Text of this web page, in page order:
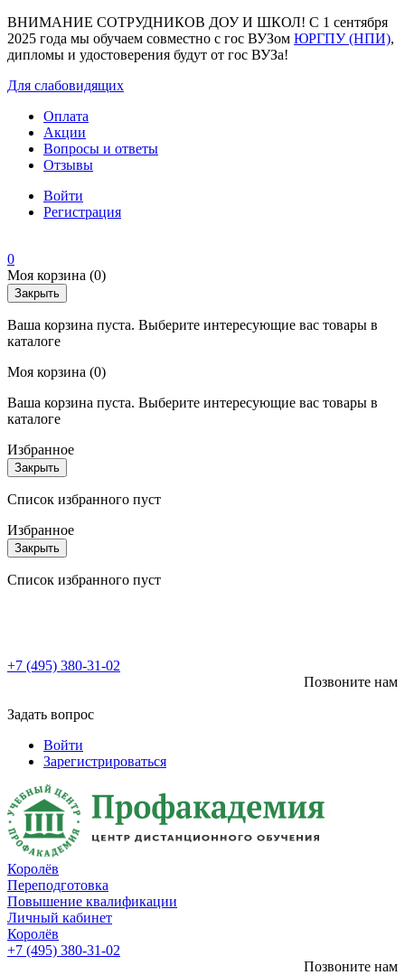
ВНИМАНИЕ СОТРУДНИКОВ ДОУ И ШКОЛ! С 1 сентября
2025 года мы обучаем совместно с гос ВУЗом ЮРГПУ (НПИ),
дипломы и удостоверения будут от гос ВУЗа!
Для слабовидящих
Оплата
Акции
Вопросы и ответы
Отзывы
Войти
Регистрация
0
Моя корзина (0)
Закрыть
Ваша корзина пуста. Выберите интересующие вас товары в
каталоге
Моя корзина (0)
Ваша корзина пуста. Выберите интересующие вас товары в
каталоге
Избранное
Закрыть
Список избранного пуст
Избранное
Закрыть
Список избранного пуст
+7 (495) 380-31-02
Позвоните нам
Задать вопрос
Войти
Зарегистрироваться
Королёв
Переподготовка
Повышение квалификации
Личный кабинет
Королёв
+7 (495) 380-31-02
Позвоните нам